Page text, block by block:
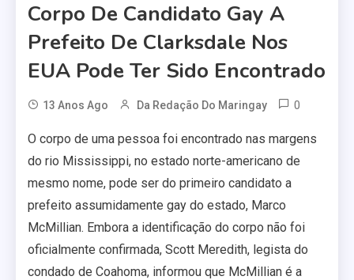
Corpo De Candidato Gay A
Prefeito De Clarksdale Nos
EUA Pode Ter Sido Encontrado
13 Anos Ago Da Redação Do Maringay 0
O corpo de uma pessoa foi encontrado nas margens
do rio Mississippi, no estado norte-americano de
mesmo nome, pode ser do primeiro candidato a
prefeito assumidamente gay do estado, Marco
McMillian. Embora a identificação do corpo não foi
oficialmente confirmada, Scott Meredith, legista do
condado de Coahoma, informou que McMillian é a